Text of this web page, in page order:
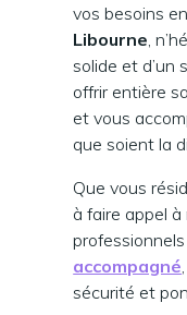
vos besoins
Libourne ,
solide et d’un
offrir entière
et vous
que soient la
Que vous
à faire appel
accompagné
sécurité et